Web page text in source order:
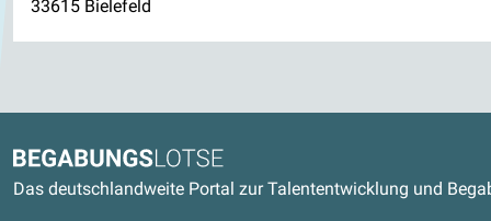
33615 Bielefeld
Kontaktdaten und weitere Links
Begabungslotse
Das deutschlandweite Portal zur Talententwicklung und